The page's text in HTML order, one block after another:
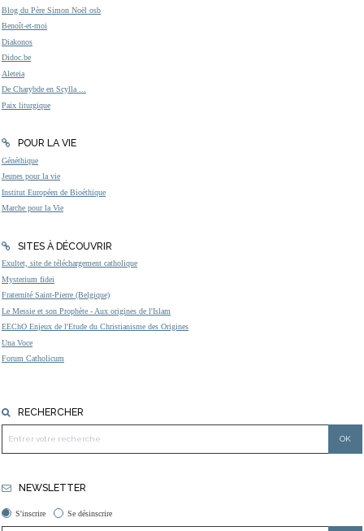
Blog du Père Simon Noël osb
Benoît-et-moi
Diakonos
Didoc.be
Aleteia
De Charybde en Scylla ...
Paix liturgique
POUR LA VIE
Généthique
Jeunes pour la vie
Institut Européen de Bioéthique
Marche pour la Vie
SITES À DÉCOUVRIR
Exultet, site de téléchargement catholique
Mysterium fidei
Fraternité Saint-Pierre (Belgique)
Le Messie et son Prophète - Aux origines de l'Islam
EEChO Enjeux de l'Etude du Christianisme des Origines
Una Voce
Forum Catholicum
RECHERCHER
NEWSLETTER
S'inscrire Se désinscrire